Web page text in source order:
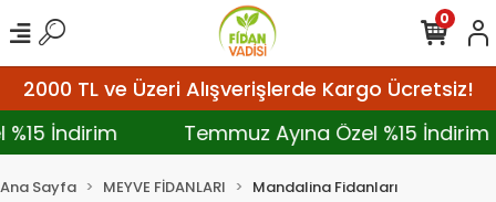
2000 TL ve Üzeri Alışverişlerde Kargo Ücretsiz!
%15 İndirim
Temmuz Ayına Özel %15
0
Ana Sayfa MEYVE FİDANLARI Mandalina Fidanları